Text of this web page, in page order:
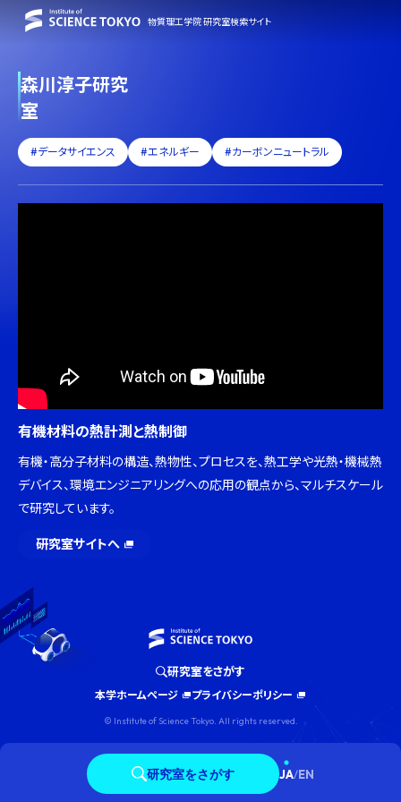
物質理工学院 研究室検索サイト
研究室をさがす JA/EN
森川淳子研究
室
#データサイエンス #エネルギー #カーボンニュートラル
有機材料の熱計測と熱制御
有機・高分子材料の構造、熱物性、プロセスを、熱工学や光熱・機械熱
デバイス、環境エンジニアリングへの応用の観点から、マルチスケール
で研究しています。
研究室サイトへ
研究室をさがす
本学ホームページ プライバシーポリシー
© Institute of Science Tokyo. All rights reserved.